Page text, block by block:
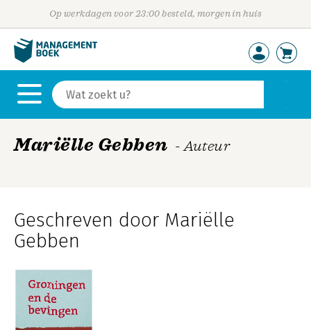
Op werkdagen voor 23:00 besteld, morgen in huis
Mariëlle Gebben - Auteur
Geschreven door Mariëlle
Gebben